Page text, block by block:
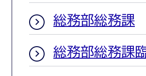
総務部総務課
総務部総務課